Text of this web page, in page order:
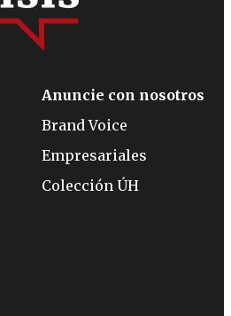
Anuncie con nosotros
Brand Voice
Empresariales
Colección ÚH